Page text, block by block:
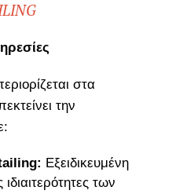
στα
την
Εξειδικευμένη
ιδιαιτερότητες των